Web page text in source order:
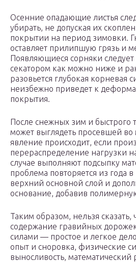
Осенние опадающие листья
убирать, не допуская их
покрытии на период зимовки.
оставляет прилипшую грязь и
Появляющиеся сорняки следует
секатором как можно ниже и
разовьется глубокая корневая
неизбежно приведет к
покрытия.
После снежных зим и быстрого
может выглядеть просевшей во
явление происходит, если
перераспределение нагрузки
случае выполняют подсыпку
проблема повторяется из года в
верхний основной слой и
основание, добавив
Таким образом, нельзя сказать,
содержание гравийных
силами — простое и легкое
опыт и сноровка, физические
выносливость, математический